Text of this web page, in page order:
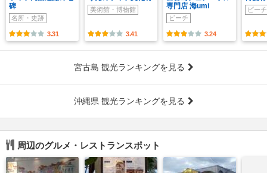
碑
名所・史跡
3.31
美術館・博物館
3.41
専門店 海umi
ビーチ
3.24
ビーチ
宮古島 観光ランキングを見る
沖縄県 観光ランキングを見る
周辺のグルメ・レストランスポット